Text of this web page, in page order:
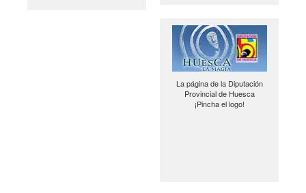
La página de la Diputación
Provincial de Huesca
¡Pincha el logo!